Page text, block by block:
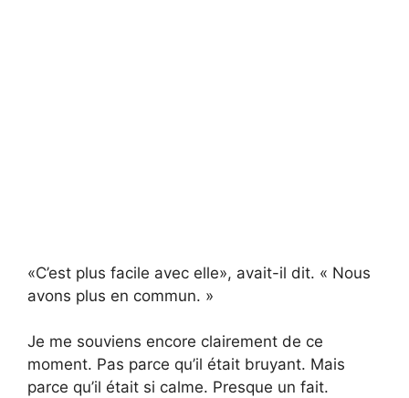
«C’est plus facile avec elle», avait-il dit. « Nous
avons plus en commun. »
Je me souviens encore clairement de ce
moment. Pas parce qu’il était bruyant. Mais
parce qu’il était si calme. Presque un fait.